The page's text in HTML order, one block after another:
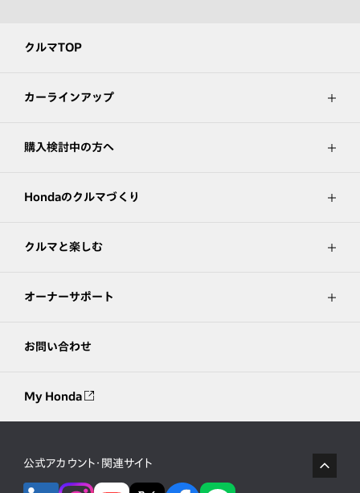
クルマTOP
カーラインアップ
購入検討中の方へ
Hondaのクルマづくり
クルマと楽しむ
オーナーサポート
お問い合わせ
My Honda
公式アカウント・関連サイト